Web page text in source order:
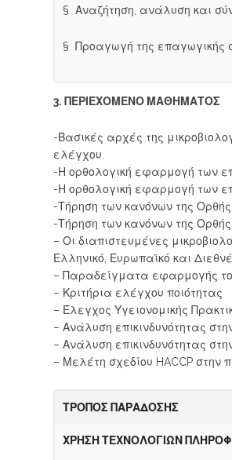
§ Αναζήτηση, ανάλυση και
§ Προαγωγή της επαγωγικής
3. ΠΕΡΙΕΧΟΜΕΝΟ ΜΑΘΗΜΑΤΟΣ
-Βασικές αρχές της
ελέγχου.
-Η ορθολογική εφαρμογή των
-Η ορθολογική εφαρμογή των
-Τήρηση των κανόνων της Ορθής
-Τήρηση των κανόνων της Ορθής
– Οι διαπιστευμένες
Ελληνικό, Ευρωπαϊκό και
– Παραδείγματα εφαρμογής του
– Κριτήρια ελέγχου ποιότητας
– Έλεγχος Υγειονομικής
– Ανάλυση επικινδυνότητας
– Ανάλυση επικινδυνότητας
– Μελέτη σχεδίου HACCP
ΤΡΟΠΟΣ ΠΑΡΑΔΟΣΗΣ
ΧΡΗΣΗ ΤΕΧΝΟΛΟΓΙΩΝ ΠΛΗ